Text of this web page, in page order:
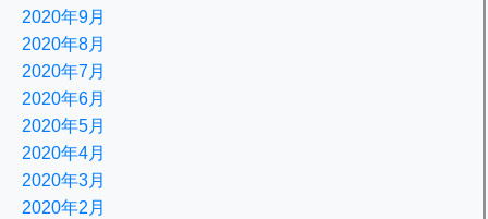
2020年9月
2020年8月
2020年7月
2020年6月
2020年5月
2020年4月
2020年3月
2020年2月